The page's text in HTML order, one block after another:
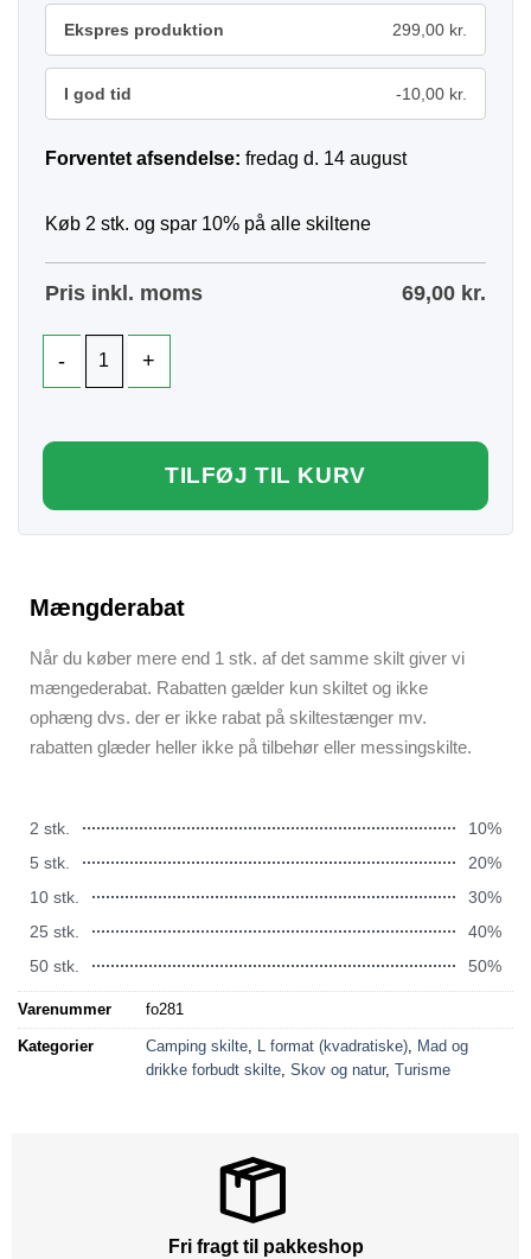
Ekspres produktion 299,00 kr.
I god tid -10,00 kr.
Forventet afsendelse: fredag d. 14 august
Køb 2 stk. og spar 10% på alle skiltene
Pris inkl. moms 69,00 kr.
TILFØJ TIL KURV
Mængderabat
Når du køber mere end 1 stk. af det samme skilt giver vi
mængederabat. Rabatten gælder kun skiltet og ikke
ophæng dvs. der er ikke rabat på skiltestænger mv.
rabatten glæder heller ikke på tilbehør eller messingskilte.
2 stk.
10%
5 stk.
20%
10 stk.
30%
25 stk.
40%
50 stk.
50%
Varenummer fo281
Kategorier Camping skilte, L format (kvadratiske), Mad og
drikke forbudt skilte, Skov og natur, Turisme
Fri fragt til pakkeshop